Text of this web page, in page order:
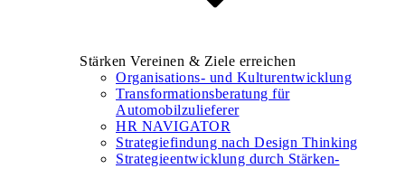
Stärken Vereinen & Ziele erreichen
Organisations- und Kulturentwicklung
Transformationsberatung für
Automobilzulieferer
HR NAVIGATOR
Strategiefindung nach Design Thinking
Strategieentwicklung durch Stärken-